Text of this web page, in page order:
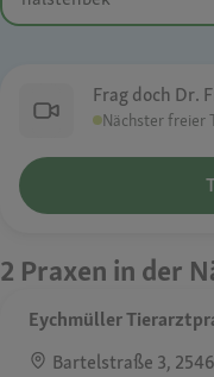
Frag doch Dr.
Nächster freier
2 Praxen in der
Eychmüller
Bartelstraße 3,